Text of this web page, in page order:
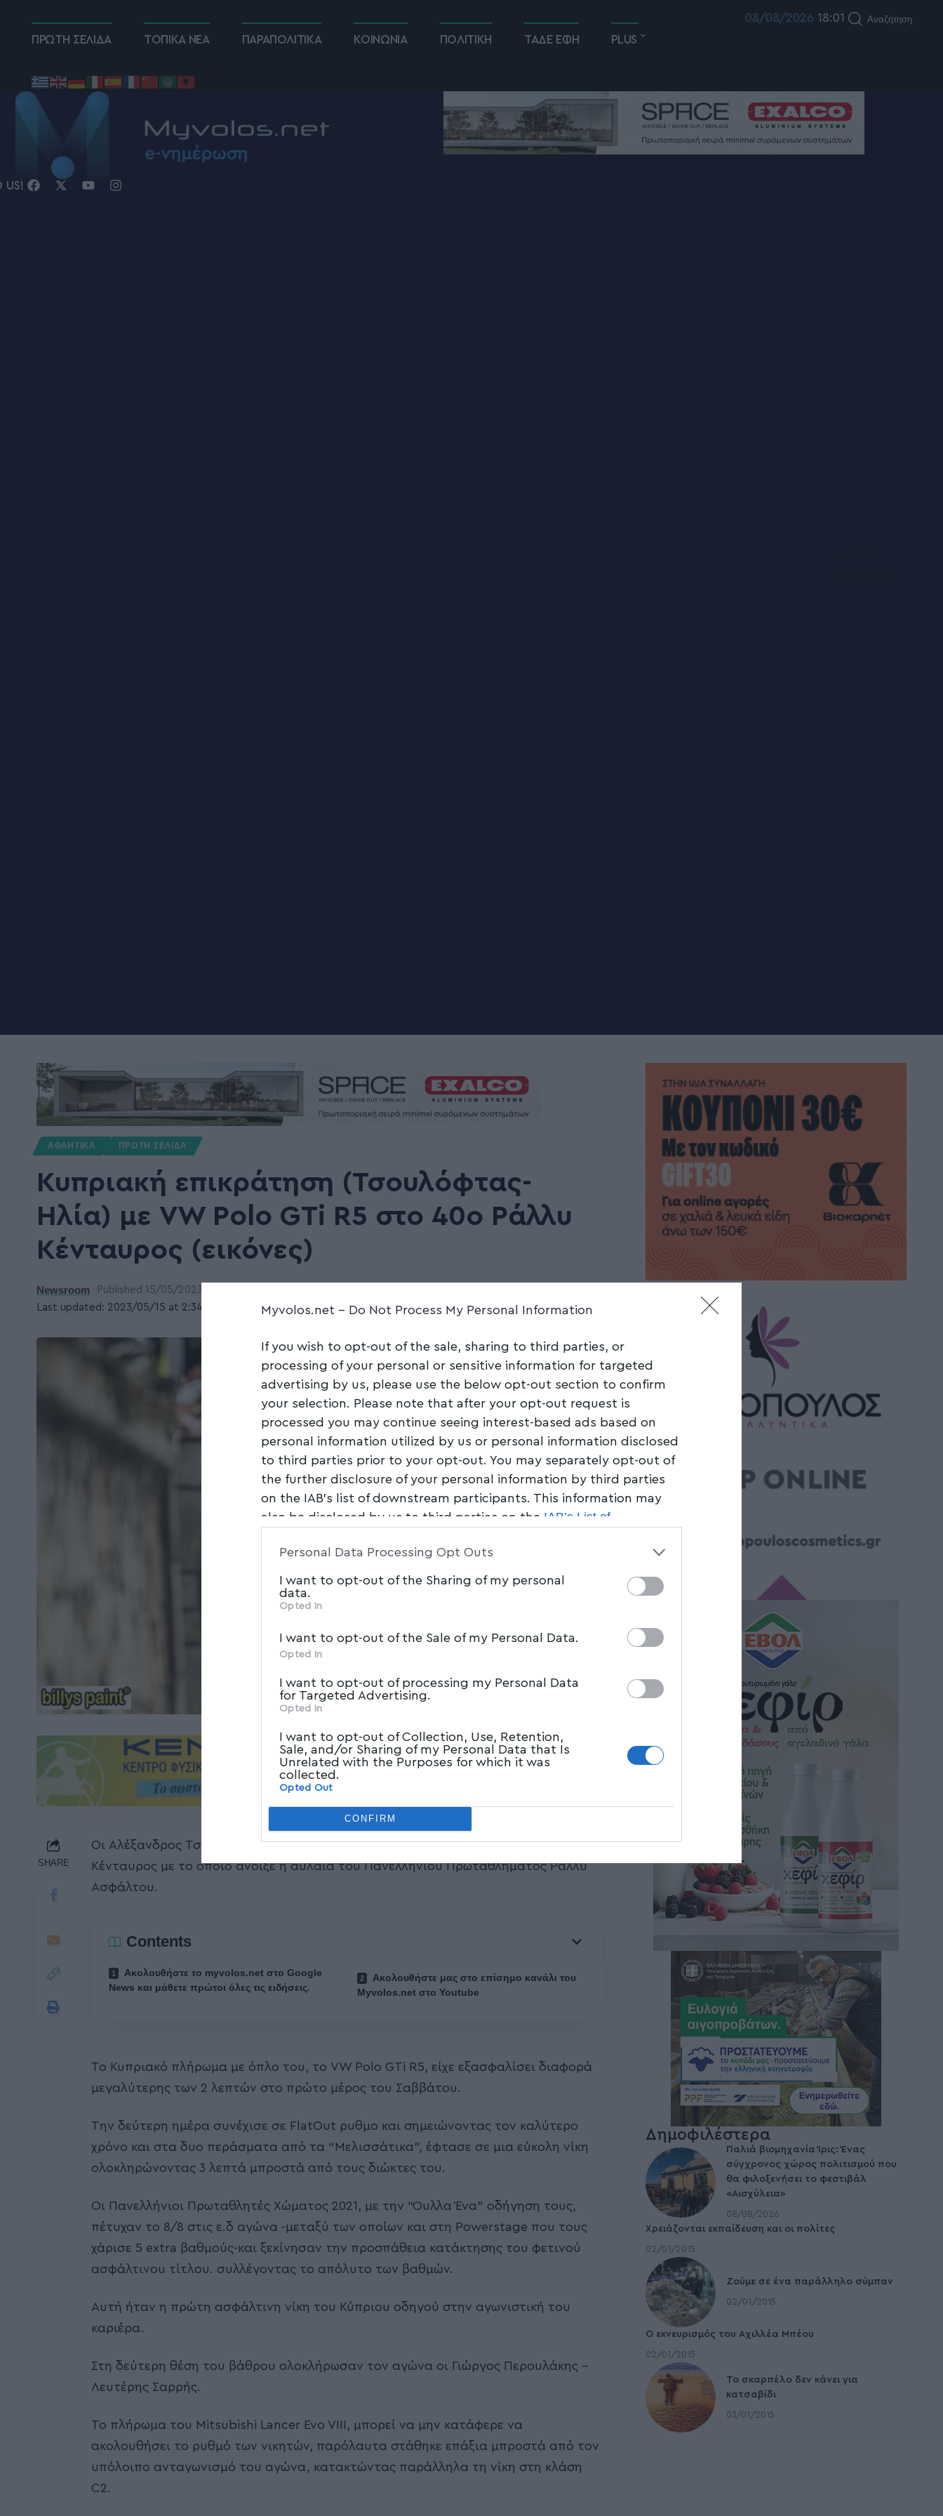
Myvolos.net - Do Not Process My Personal Information
If you wish to opt-out of the sale, sharing to third parties, or
processing of your personal or sensitive information for targeted
advertising by us, please use the below opt-out section to confirm
your selection. Please note that after your opt-out request is
processed you may continue seeing interest-based ads based on
personal information utilized by us or personal information disclosed
to third parties prior to your opt-out. You may separately opt-out of
the further disclosure of your personal information by third parties
on the IAB’s list of downstream participants. This information may
also be disclosed by us to third parties on the IAB’s List of
parties.
Personal Data Processing Opt Outs
I want to opt-out of the Sharing of my personal
data.
Opted In
I want to opt-out of the Sale of my Personal Data.
Opted In
I want to opt-out of processing my Personal Data
for Targeted Advertising.
Opted In
I want to opt-out of Collection, Use, Retention,
Sale, and/or Sharing of my Personal Data that Is
Unrelated with the Purposes for which it was
collected.
Opted Out
CONFIRM
ΠΡΩΤΗ ΣΕΛΙΔΑ ΤΟΠΙΚΑ ΝΕΑ ΠΑΡΑΠΟΛΙΤΙΚΑ ΚΟΙΝΩΝΙΑ ΠΟΛΙΤΙΚΗ ΤΑΔΕ ΕΦΗ PLUS
08/08/2026 18:01 Αναζήτηση
US!
ΑΘΛΗΤΙΚΑ ΠΡΩΤΗ ΣΕΛΙΔΑ
Κυπριακή επικράτηση (Τσουλόφτας-
Ηλία) με VW Polo GTi R5 στο 40ο Ράλλυ
Κένταυρος (εικόνες)
Last updated: 2023/05/15 at 2:34 ΜΜ
Newsroom Published 15/05/2023
SHARE
Οι Αλέξανδρος Τσουλόφτας – Στέλιος Ηλία αναδείχθηκαν νικητές του 40ου Ράλλυ
Κένταυρος με το οποίο άνοιξε η αυλαία του Πανελληνίου Πρωταθλήματος Ράλλυ
Ασφάλτου.
Contents
Ακολουθήστε το myvolos.net στο Google
News και μάθετε πρώτοι όλες τις ειδήσεις.
Ακολουθήστε μας στο επίσημο κανάλι του
Myvolos.net στο Youtube
Το Κυπριακό πλήρωμα με όπλο του, το VW Polo GTi R5, είχε εξασφαλίσει διαφορά
μεγαλύτερης των 2 λεπτών στο πρώτο μέρος του Σαββάτου.
Την δεύτερη ημέρα συνέχισε σε FlatOut ρυθμο και σημειώνοντας τον καλύτερο
χρόνο και στα δυο περάσματα από τα “Μελισσάτικα”, έφτασε σε μια εύκολη νίκη
ολοκληρώνοντας 3 λεπτά μπροστά από τους διώκτες του.
Οι Πανελλήνιοι Πρωταθλητές Χώματος 2021, με την “Ουλλα Ένα” οδήγηση τους,
πέτυχαν το 8/8 στις ε.δ αγώνα -μεταξύ των οποίων και στη Powerstage που τους
χάρισε 5 extra βαθμούς-και ξεκίνησαν την προσπάθεια κατάκτησης του φετινού
ασφάλτινου τίτλου. συλλέγοντας το απόλυτο των βαθμών.
Αυτή ήταν η πρώτη ασφάλτινη νίκη του Κύπριου οδηγού στην αγωνιστική του
καριέρα.
Στη δεύτερη θέση του βάθρου ολοκλήρωσαν τον αγώνα οι Γιώργος Περουλάκης –
Λευτέρης Σαρρής.
Το πλήρωμα του Mitsubishi Lancer Evo VIII, μπορεί να μην κατάφερε να
ακολουθήσει το ρυθμό των νικητών, παρόλαυτα στάθηκε επάξια μπροστά από τον
υπόλοιπο ανταγωνισμό του αγώνα, κατακτώντας παράλληλα τη νίκη στη κλάση
C2.
Δημοφιλέστερα
Παλιά βιομηχανία Ίρις: Ένας
σύγχρονος χώρος πολιτισμού που
θα φιλοξενήσει το φεστιβάλ
«Αισχύλεια»
08/08/2026
Χρειάζονται εκπαίδευση και οι πολίτες
02/01/2015
Ζούμε σε ένα παράλληλο σύμπαν
02/01/2015
Ο εκνευρισμός του Αχιλλέα Μπέου
02/01/2015
To σκαρπέλο δεν κάνει για
κατσαβίδι
03/01/2015